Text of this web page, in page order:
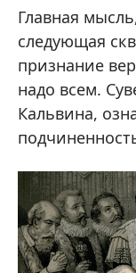
Главная
следующая
признание
надо всем.
Кальвина,